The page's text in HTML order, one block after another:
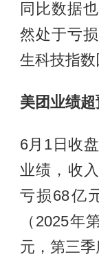
同比数据
然处于亏
生科技指数
美团业绩
6月1日收
业绩，收
亏损68亿
（2025年
元，第三季